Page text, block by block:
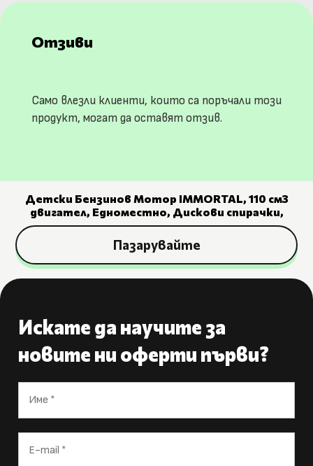
Отзиви
Само влезли клиенти, които са поръчали този
продукт, могат да оставят отзив.
Детски Бензинов Мотор IMMORTAL, 110 cм3
двигател, Едноместно, Дискови спирачки,
Пазарувайте
Искате да научите за
новите ни оферти първи?